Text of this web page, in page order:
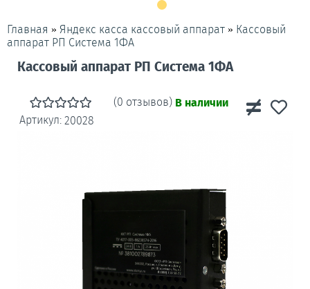
Главная » Яндекс касса кассовый аппарат » Кассовый
аппарат РП Система 1ФА
Кассовый аппарат РП Система 1ФА
(0 отзывов) В наличии
Артикул: 20028